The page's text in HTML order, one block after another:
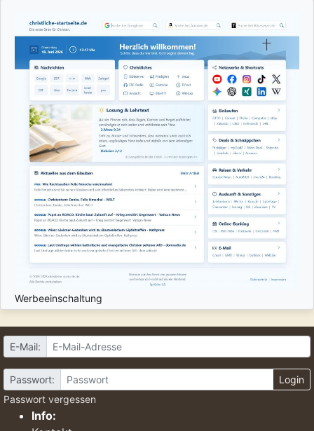
Werbeeinschaltung
E-Mail:
Passwort:
Login
Passwort vergessen
Info: